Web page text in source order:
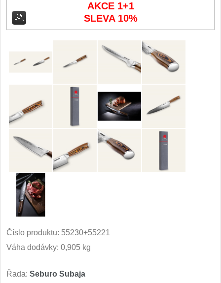
AKCE 1+1
SLEVA 10%
Číslo produktu: 55230+55221
Váha dodávky: 0,905 kg
Řada: Seburo Subaja